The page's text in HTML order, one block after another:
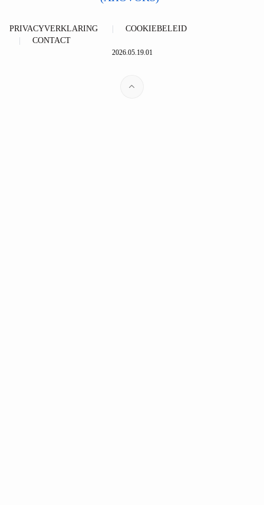
PRIVACYVERKLARING
COOKIEBELEID
CONTACT
2026.05.19.01